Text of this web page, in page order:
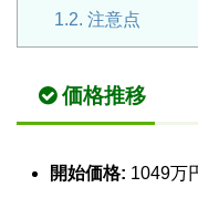
1.2. 注意点
価格推移
開始価格: 1049万